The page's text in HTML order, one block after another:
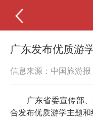
广东发布优质游
信息来源：中国旅游报
广东省委宣传部、
合发布优质游学主题和